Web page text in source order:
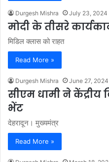
Durgesh Mishra July 23, 2024
मोदी के तीसरे
मिडिल क्लास को राहत
Read More »
Durgesh Mishra June 27, 2024
सीएम धामी ने केंद्रीय
भेंट
देहरादून। मुख्यमंत्र
Read More »